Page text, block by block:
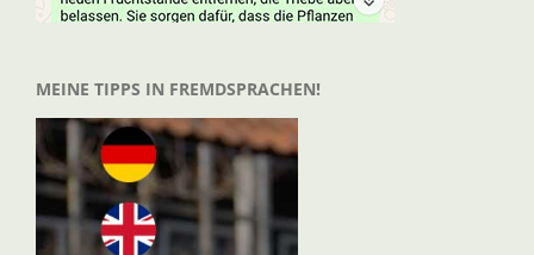
MEINE TIPPS IN FREMDSPRACHEN!